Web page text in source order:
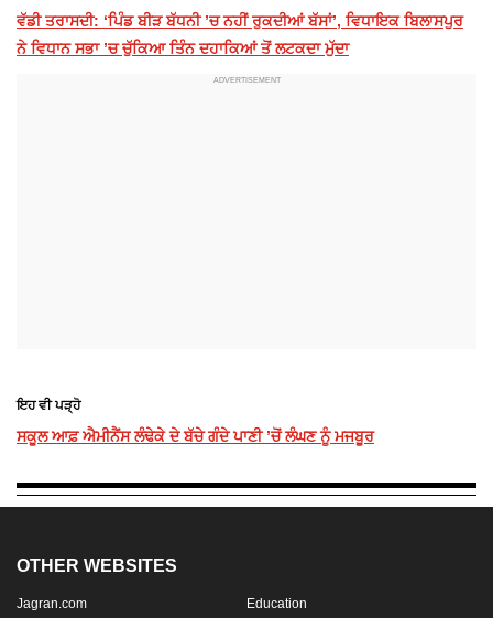
ਵੱਡੀ ਤਰਾਸਦੀ: ‘ਪਿੰਡ ਬੀੜ ਬੱਧਨੀ ’ਚ ਨਹੀਂ ਰੁਕਦੀਆਂ ਬੱਸਾਂ’, ਵਿਧਾਇਕ ਬਿਲਾਸਪੁਰ
ਨੇ ਵਿਧਾਨ ਸਭਾ ’ਚ ਚੁੱਕਿਆ ਤਿੰਨ ਦਹਾਕਿਆਂ ਤੋਂ ਲਟਕਦਾ ਮੁੱਦਾ
ਇਹ ਵੀ ਪੜ੍ਹੋ
ਸਕੂਲ ਆਫ਼ ਐਮੀਨੈਂਸ ਲੰਢੇਕੇ ਦੇ ਬੱਚੇ ਗੰਦੇ ਪਾਣੀ ’ਚੋਂ ਲੰਘਣ ਨੂੰ ਮਜਬੂਰ
OTHER WEBSITES
Jagran.com Education